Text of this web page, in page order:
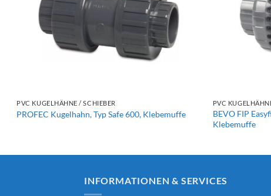
PVC KUGELHÄHNE / SCHIEBER
PROFEC Kugelhahn, Typ Safe 600, Klebemuffe
PVC
BEVO FIP
Klebemuffe
INFORMATIONEN & SERVICES